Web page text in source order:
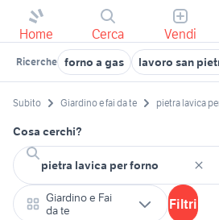
Home Cerca Vendi
Ricerche forno a gas lavoro san
Subito Giardino e fai da te pietra lavica
Cosa cerchi?
Giardino e Fai
da te
Filtri